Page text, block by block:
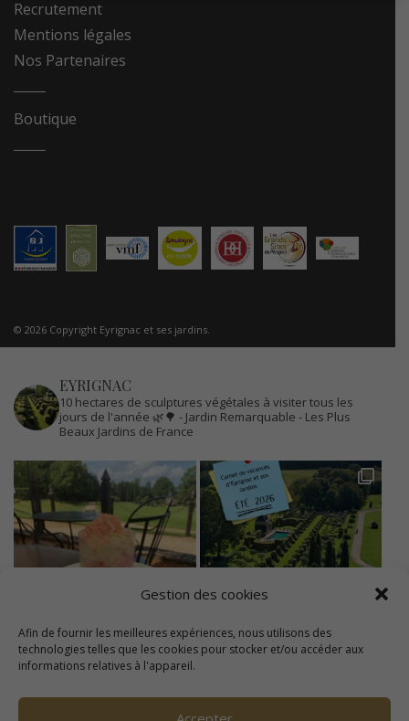
Gestion des cookies
Afin de fournir les meilleures expériences, nous utilisons des
technologies telles que les cookies pour stocker et/ou accéder aux
informations relatives à l'appareil.
Recrutement
Mentions légales
Nos Partenaires
Boutique
© 2026 Copyright Eyrignac et ses jardins.
EYRIGNAC
10 hectares de sculptures végétales à visiter tous les
jours de l'année 🌿🌳 - Jardin Remarquable - Les Plus
Beaux Jardins de France